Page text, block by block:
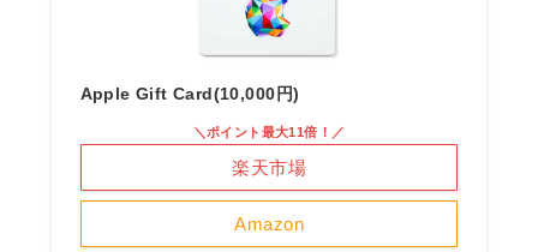
Apple Gift Card(10,000円)
Amazon
＼ポイント最大11倍！／
楽天市場